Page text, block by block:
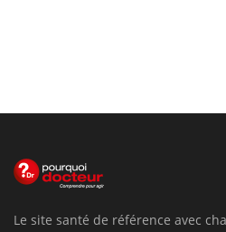
Le site santé de référence avec